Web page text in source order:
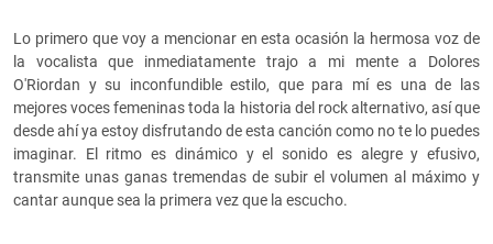
Lo primero que voy a mencionar en esta ocasión la hermosa voz de
la vocalista que inmediatamente trajo a mi mente a Dolores
O'Riordan y su inconfundible estilo, que para mí es una de las
mejores voces femeninas toda la historia del rock alternativo, así que
desde ahí ya estoy disfrutando de esta canción como no te lo puedes
imaginar. El ritmo es dinámico y el sonido es alegre y efusivo,
transmite unas ganas tremendas de subir el volumen al máximo y
cantar aunque sea la primera vez que la escucho.